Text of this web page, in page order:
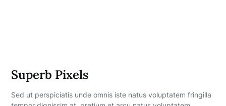
Superb Pixels
Sed ut perspiciatis unde omnis iste natus voluptatem fringilla